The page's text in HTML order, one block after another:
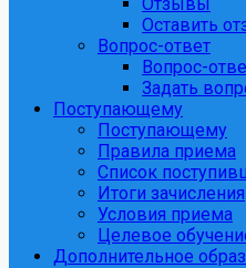
Оставить
Вопрос-ответ
Вопрос-
Задать
Поступающему
Поступающему
Правила приема
Список
Итоги зачисления
Условия приема
Целевое
Дополнительное